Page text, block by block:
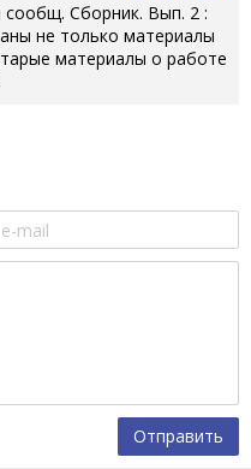
сообщ. Сборник. Вып. 2 :
не только материалы
материалы о работе
Отправить